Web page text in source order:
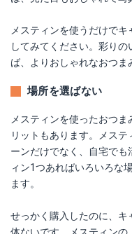
メスティンを使うだけで
してみてください。彩り
ば、よりおしゃれなおつま
場所を選ばない
メスティンを使ったおつ
リットもあります。メス
ーンだけでなく、自宅で
ィン1つあればいろいろな
ます。
せっかく購入したのに、キ